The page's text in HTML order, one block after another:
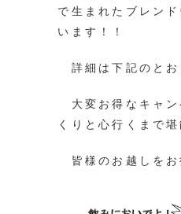
で生まれたブレン
います！！
詳細は下記のと
大変お得なキャン
くりと心行くまで
皆様のお越しをお